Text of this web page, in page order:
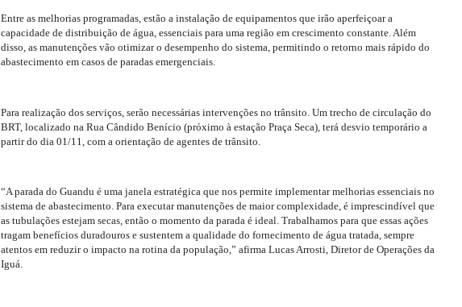
Entre as melhorias programadas, estão a instalação de equipamentos que irão aperfeiçoar a
capacidade de distribuição de água, essenciais para uma região em crescimento constante. Além
disso, as manutenções vão otimizar o desempenho do sistema, permitindo o retorno mais rápido do
abastecimento em casos de paradas emergenciais.
Para realização dos serviços, serão necessárias intervenções no trânsito. Um trecho de circulação do
BRT, localizado na Rua Cândido Benício (próximo à estação Praça Seca), terá desvio temporário a
partir do dia 01/11, com a orientação de agentes de trânsito.
“A parada do Guandu é uma janela estratégica que nos permite implementar melhorias essenciais no
sistema de abastecimento. Para executar manutenções de maior complexidade, é imprescindível que
as tubulações estejam secas, então o momento da parada é ideal. Trabalhamos para que essas ações
tragam benefícios duradouros e sustentem a qualidade do fornecimento de água tratada, sempre
atentos em reduzir o impacto na rotina da população,” afirma Lucas Arrosti, Diretor de Operações da
Iguá.